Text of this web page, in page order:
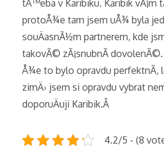
tÅ™eba v Karibiku. Karibik vÃ¡m
protoÅ¾e tam jsem uÅ¾ byla
souÄasnÃ½m partnerem, kde
takovÃ© zÃ¡snubnÃ­
Å¾e to bylo opravdu perfektnÃ­,
zimÄ› jsem si opravdu vybrat
doporuÄuji Karibik.Â
4.2/5 - (8